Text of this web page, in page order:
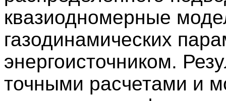
квазиодномерные
газодинамических
энергоисточником.
точными расчетами и